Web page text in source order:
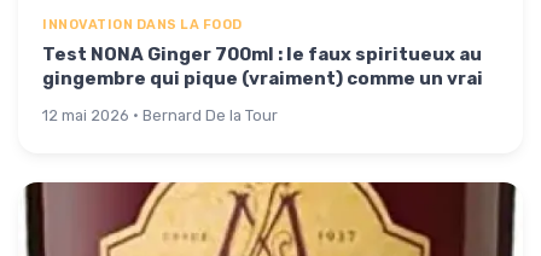
INNOVATION DANS LA FOOD
Test NONA Ginger 700ml : le faux spiritueux au
gingembre qui pique (vraiment) comme un vrai
12 mai 2026 · Bernard De la Tour